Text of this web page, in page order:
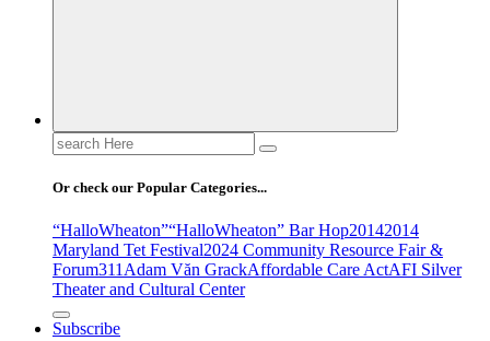
Search
for:
Or check our Popular Categories...
“HalloWheaton”“HalloWheaton” Bar Hop20142014
Maryland Tet Festival2024 Community Resource Fair &
Forum311Adam Văn GrackAffordable Care ActAFI Silver
Theater and Cultural Center
Subscribe